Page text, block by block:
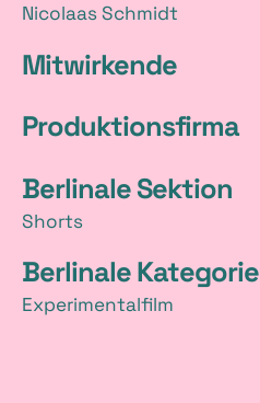
Nicolaas Schmidt
Mitwirkende
Produktionsfirma
Berlinale Sektion
Shorts
Berlinale Kategorie
Experimentalfilm